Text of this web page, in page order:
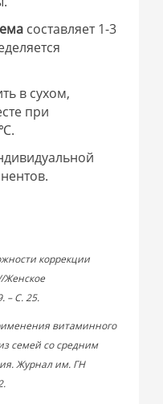
составляет 1-3
в сухом,
при
коррекции
Женское
– С. 25.
витаминного
семей со средним
Журнал им. ГН